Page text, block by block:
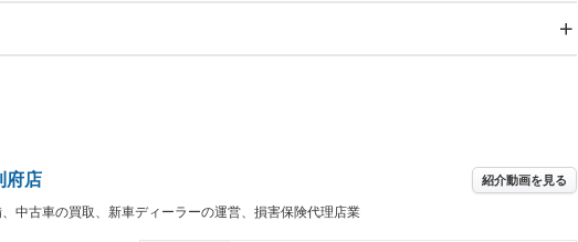
席/サイド
ロール
－ センターデフロック
－ キーレス
－ HID(キセノンライト) － ポータブルナビ
府店 紹介動画を見る
中古車の買取、新車ディーラーの運営、損害保険代理店業